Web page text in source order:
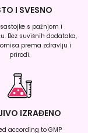
I SVESNO
s pažnjom i
Bez suvišnih dodataka,
prema zdravlju i
prirodi.
IZRAĐENO
according to GMP